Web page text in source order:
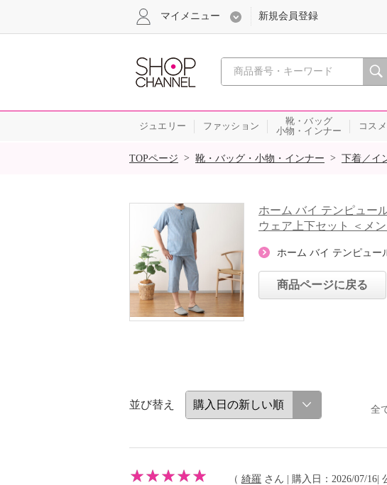
心おどる、瞬間を。通販・テレビ
マイメニュー 新規会員登録
ジュエリー ファッション
靴・バッグ
小物・インナー
コスメ
SALE
TOPページ > 靴・バッグ・小物・インナー > 下着／イ
ホーム バイ テンピュー
ウェア上下セット ＜メン
ホーム バイ テンピュー
商品ページに戻る
並び替え 全
（ 綺羅 さん | 購入日：2026/07/16|